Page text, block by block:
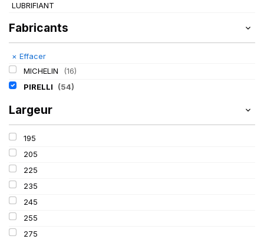
LUBRIFIANT
Fabricants
× Effacer
MICHELIN
(16)
PIRELLI
(54)
Largeur
195
205
225
235
245
255
275